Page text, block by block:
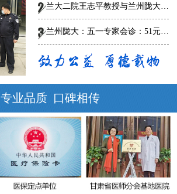
兰大二院王志平教授与兰州陇大男科医院专家共话男科规范、创新诊疗，
兰州陇大：五一专家会诊：51元泌尿男科惠民普查
专业品质 口碑相传